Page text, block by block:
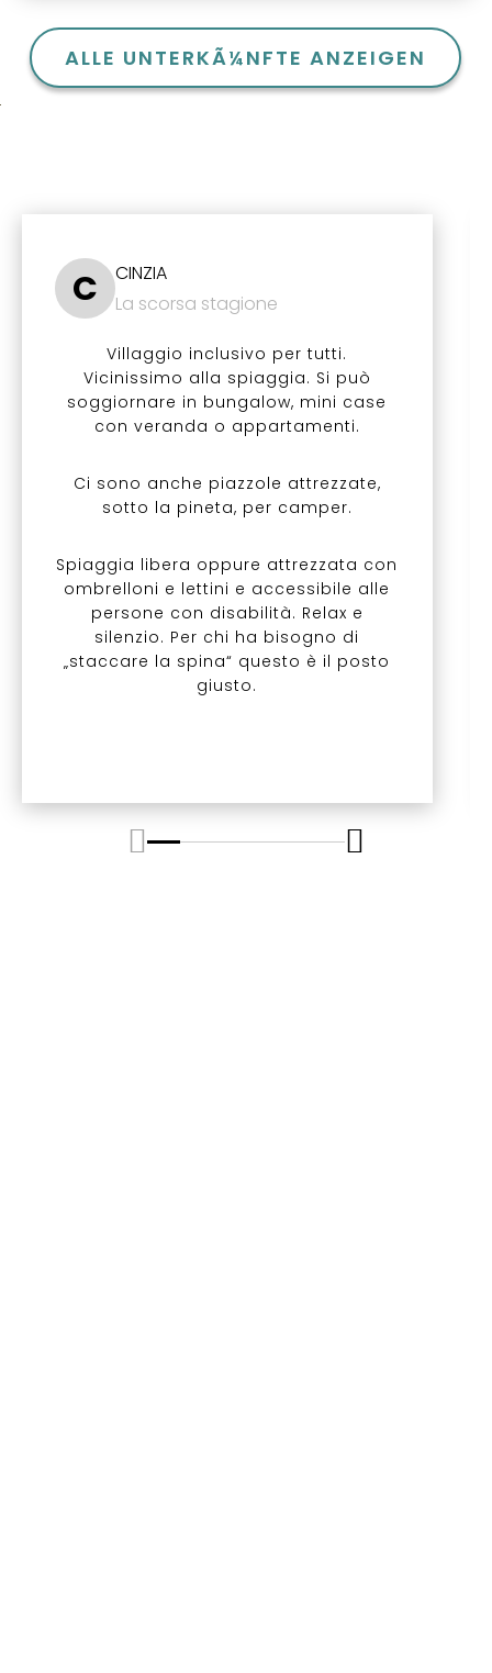
ALLE UNTERKÃ¼NFTE ANZEIGEN
C
CINZIA
La scorsa stagione
Villaggio inclusivo per tutti.
Vicinissimo alla spiaggia. Si può
soggiornare in bungalow, mini case
con veranda o appartamenti.
Ci sono anche piazzole attrezzate,
sotto la pineta, per camper.
Spiaggia libera oppure attrezzata con
ombrelloni e lettini e accessibile alle
persone con disabilità. Relax e
silenzio. Per chi ha bisogno di
„staccare la spina“ questo è il posto
giusto.